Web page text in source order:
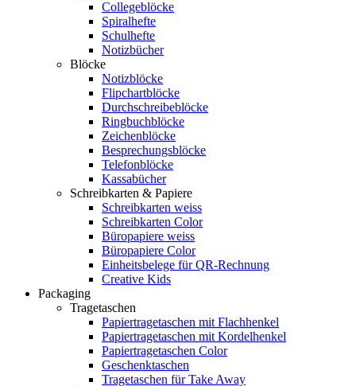
Collegeblöcke
Spiralhefte
Schulhefte
Notizbücher
Blöcke
Notizblöcke
Flipchartblöcke
Durchschreibeblöcke
Ringbuchblöcke
Zeichenblöcke
Besprechungsblöcke
Telefonblöcke
Kassabücher
Schreibkarten & Papiere
Schreibkarten weiss
Schreibkarten Color
Büropapiere weiss
Büropapiere Color
Einheitsbelege für QR-Rechnung
Creative Kids
Packaging
Tragetaschen
Papiertragetaschen mit Flachhenkel
Papiertragetaschen mit Kordelhenkel
Papiertragetaschen Color
Geschenktaschen
Tragetaschen für Take Away